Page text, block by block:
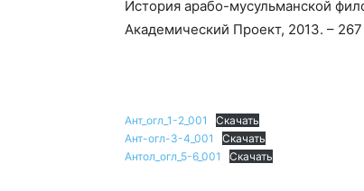
История арабо-мусульманской
Академический Проект, 2013. –
Ант_огл_1-2_001
Скачать
Ант-огл-3-4_001
Скачать
Антол_огл_5-6_001
Скачать